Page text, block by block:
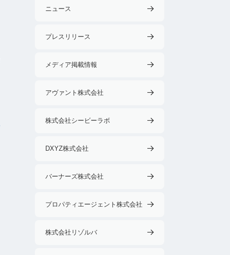
ニュース
プレスリリース
メディア掲載情報
アヴァント株式会社
株式会社シービーラボ
DXYZ株式会社
バーナーズ株式会社
プロパティエージェント株式会社
株式会社リゾルバ